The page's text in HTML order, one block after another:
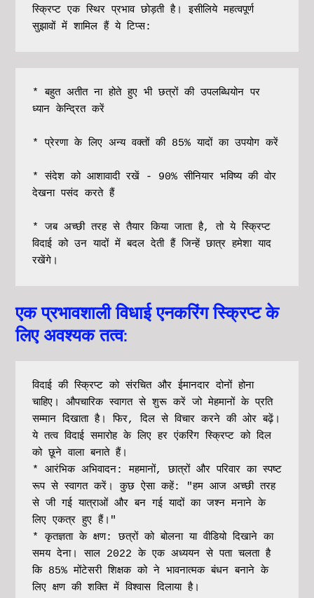
स्क्रिप्ट एक स्थिर प्रभाव छोड़ती है। इसीलिये महत्वपूर्ण
सुझावों में शामिल हैं ये टिप्स:
* बहुत अतीत ना होते हुए भी छत्रों की उपलब्धियोन पर
ध्यान केन्द्रित करें
* प्रेरणा के लिए अन्य वक्तों की 85% यादों का उपयोग करें
* संदेश को आशावादी रखें - 90% सीनियार भविष्य की वोर
देखना पसंद करते हैं
* जब अच्छी तरह से तैयार किया जाता है, तो ये स्क्रिप्ट
विदाई को उन यादों में बदल देती हैं जिन्हें छात्र हमेशा याद
रखेंगे।
एक प्रभावशाली विधाई एनकरिंग स्क्रिप्ट के
लिए अवश्यक तत्व:
विदाई की स्क्रिप्ट को संरचित और ईमानदार दोनों होना
चाहिए। औपचारिक स्वागत से शुरू करें जो मेहमानों के प्रति
सम्मान दिखाता है। फिर, दिल से विचार करने की ओर बढ़ें।
ये तत्व विदाई समारोह के लिए हर एंकरिंग स्क्रिप्ट को दिल
को छूने वाला बनाते हैं।
* आरंभिक अभिवादन: महमानों, छात्रों और परिवार का स्पष्ट
रूप से स्वागत करें। कुछ ऐसा कहें: "हम आज अच्छी तरह
से जी गई यात्राओं और बन गई यादों का जश्न मनाने के
लिए एकत्र हुए हैं।"
* कृतज्ञता के क्षण: छत्रों को बोलना या वीडियो दिखाने का
समय देना। साल 2022 के एक अध्ययन से पता चलता है
कि 85% मोंटेसरी शिक्षक को ने भावनात्मक बंधन बनाने के
लिए क्षण की शक्ति में विश्वास दिलाया है।